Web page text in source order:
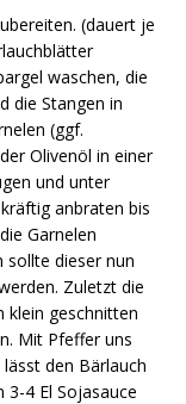
(dauert je
waschen, die
die Stangen in
(ggf.
Olivenöl in einer
und unter
anbraten bis
Garnelen
sollte dieser nun
Zuletzt die
klein geschnitten
Mit Pfeffer uns
den Bärlauch
4 El Sojasauce